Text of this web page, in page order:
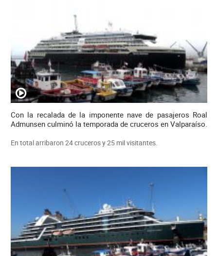
Con la recalada de la imponente nave de pasajeros Roal
Admunsen culminó la temporada de cruceros en Valparaíso.
En total arribaron 24 cruceros y 25 mil visitantes.